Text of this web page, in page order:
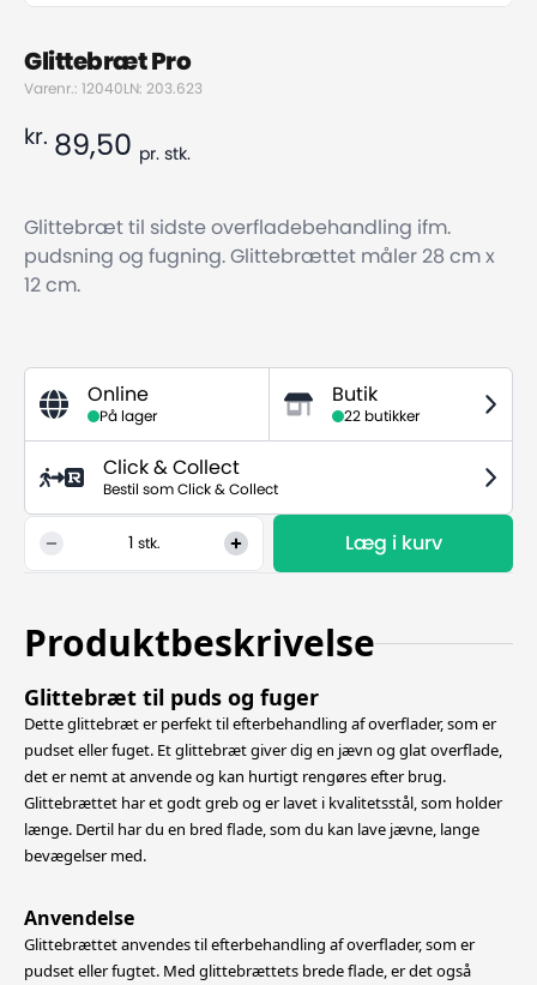
Glittebræt Pro
Varenr.: 12040LN: 203.623
kr. 89,50 pr. stk.
Glittebræt til sidste overfladebehandling ifm.
pudsning og fugning. Glittebrættet måler 28 cm x
12 cm.
Online
På lager
Butik
22 butikker
Click & Collect
Bestil som Click & Collect
stk. Læg i kurv
Produktbeskrivelse
Glittebræt til puds og fuger
Dette glittebræt er perfekt til efterbehandling af overflader, som er
pudset eller fuget. Et glittebræt giver dig en jævn og glat overflade,
det er nemt at anvende og kan hurtigt rengøres efter brug.
Glittebrættet har et godt greb og er lavet i kvalitetsstål, som holder
længe. Dertil har du en bred flade, som du kan lave jævne, lange
bevægelser med.
Anvendelse
Glittebrættet anvendes til efterbehandling af overflader, som er
pudset eller fugtet. Med glittebrættets brede flade, er det også